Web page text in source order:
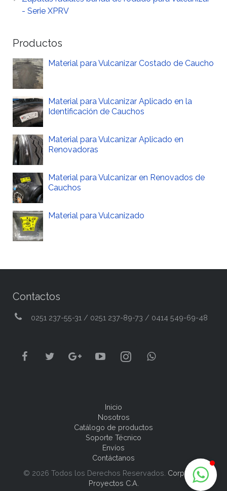
- Serie XPRV
Productos
Material para Vulcanizar Costado de Caucho
Material para Vulcanizar Aplicado en la
Identificación de Cauchos
Material para Vulcanizar Aplicado en
Renovadoras
Material para Vulcanizar en Renovados de
Cauchos
Material para Vulcanizado
Contactos
0251 237-55-31 / 0251 237-89-73 / 0414 549-69-48
Inicio
Nosotros
Catálogo de productos
Soporte Técnico
Envíos
Contáctanos
© 2026 Todos los Derechos Reservados. Corpoweb
Proyectos C.A.